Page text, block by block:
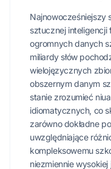
Najnowocześniejszy
sztucznej inteligencji
ogromnych danych
miliardy słów
wielojęzycznych
obszernym danym
stanie zrozumieć
idiomatycznych, co
zarówno dokładne
uwzględniające
kompleksowemu
niezmiennie